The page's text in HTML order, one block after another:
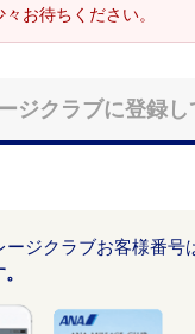
お待ちください。
ジクラブに登録し
ージクラブお客様番号